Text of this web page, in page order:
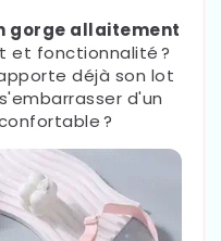
gorge allaitement
et fonctionnalité ?
déjà son lot
d'un
?